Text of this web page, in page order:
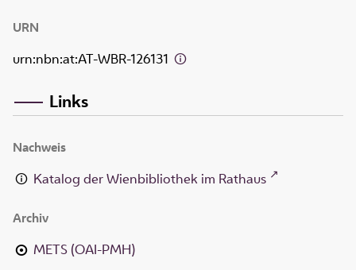
URN
urn:nbn:at:AT-WBR-126131
Links
Nachweis
Katalog der Wienbibliothek im Rathaus
Archiv
METS (OAI-PMH)